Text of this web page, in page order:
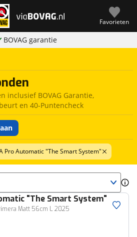
Favorieten
BOVAG garantie
inclusief BOVAG Garantie,
en 40-Puntencheck
Pro Automatic "The Smart System"
"The Smart System"
Matt 56cm L 2025